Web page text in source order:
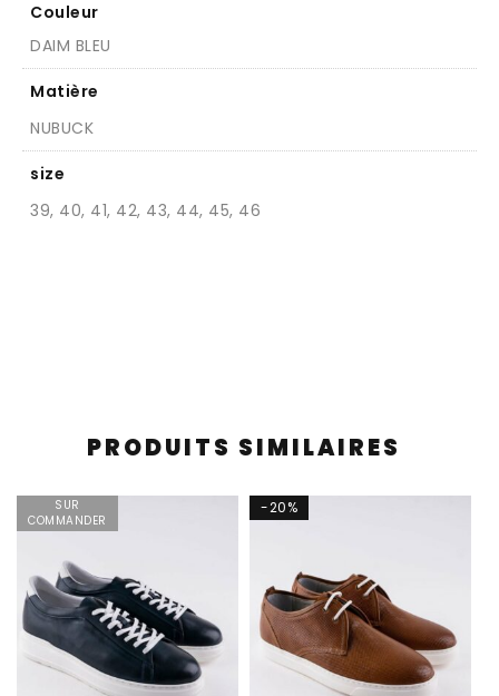
Couleur
DAIM BLEU
Matière
NUBUCK
size
39, 40, 41, 42, 43, 44, 45, 46
PRODUITS SIMILAIRES
SUR
COMMANDER
-20%